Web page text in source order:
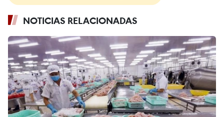
NOTICIAS RELACIONADAS